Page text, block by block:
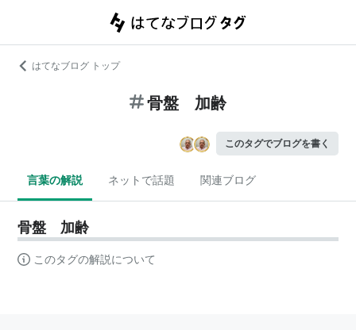
はてなブログ トップ
骨盤 加齢
このタグでブログを書く
言葉の解説 ネットで話題 関連ブログ
骨盤 加齢
このタグの解説について